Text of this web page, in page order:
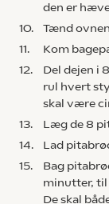
den er
10.
Tænd
11.
Kom
12.
Del dejen i
rul hvert
skal være
13.
Læg de 8
14.
Lad
15.
Bag
minutter, til
De skal